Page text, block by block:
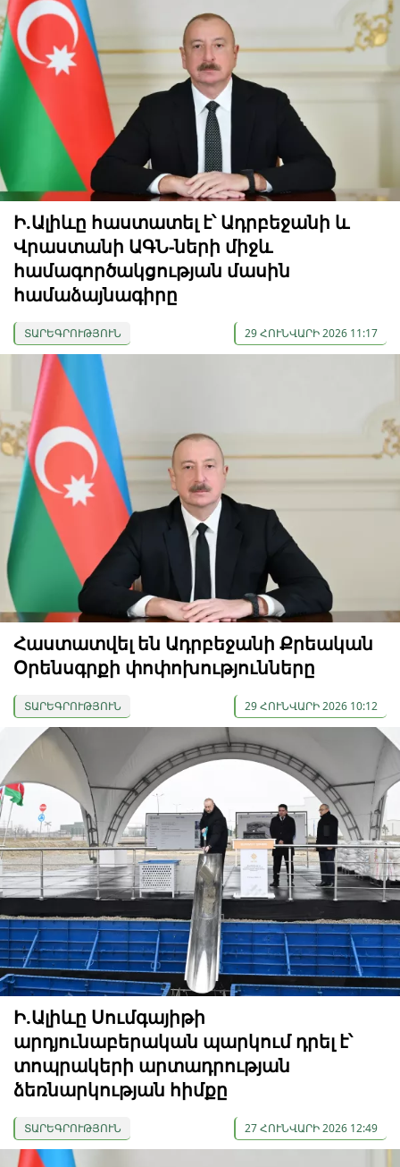
Ի.Ալիևը հաստատել է՝ Ադրբեջանի և
Վրաստանի ԱԳՆ-ների միջև
համագործակցության մասին
համաձայնագիրը
ՏԱՐԵԳՐՈՒԹՅՈՒՆ 29 ՀՈՒՆՎԱՐԻ 2026 11:17
Հաստատվել են Ադրբեջանի Քրեական
Օրենսգրքի փոփոխությունները
ՏԱՐԵԳՐՈՒԹՅՈՒՆ 29 ՀՈՒՆՎԱՐԻ 2026 10:12
Ի.Ալիևը Սումգայիթի
արդյունաբերական պարկում դրել է՝
տոպրակերի արտադրության
ձեռնարկության հիմքը
ՏԱՐԵԳՐՈՒԹՅՈՒՆ 27 ՀՈՒՆՎԱՐԻ 2026 12:49